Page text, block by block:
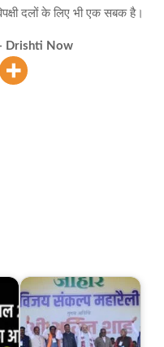
दलों के लिए भी एक सबक है।
Drishti Now